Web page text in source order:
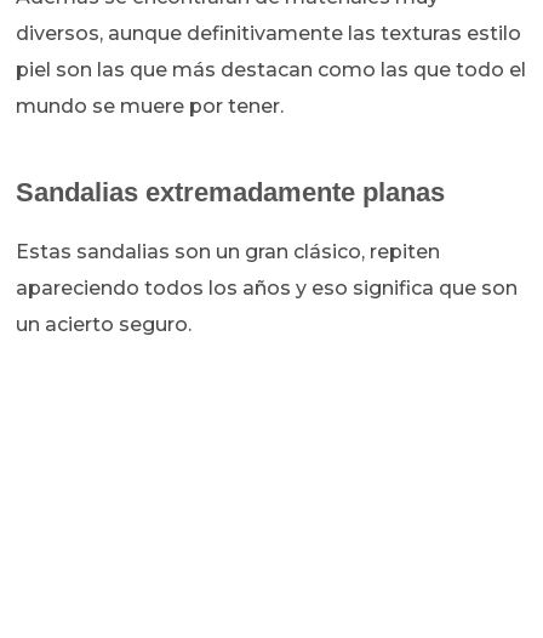
diversos, aunque definitivamente las texturas estilo
piel son las que más destacan como las que todo el
mundo se muere por tener.
Sandalias extremadamente planas
Estas sandalias son un gran clásico, repiten
apareciendo todos los años y eso significa que son
un acierto seguro.